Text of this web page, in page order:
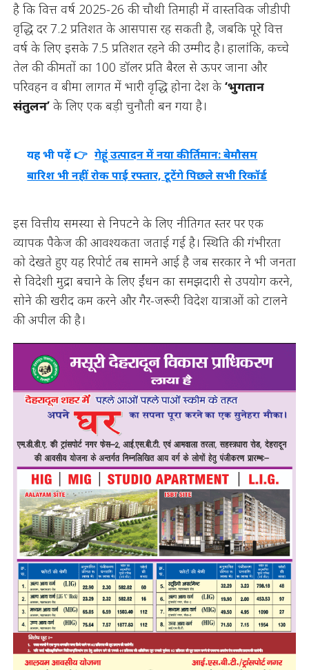
है कि वित्त वर्ष 2025-26 की चौथी तिमाही में वास्तविक जीडीपी
वृद्धि दर 7.2 प्रतिशत के आसपास रह सकती है, जबकि पूरे वित्त
वर्ष के लिए इसके 7.5 प्रतिशत रहने की उम्मीद है। हालांकि, कच्चे
तेल की कीमतों का 100 डॉलर प्रति बैरल से ऊपर जाना और
परिवहन व बीमा लागत में भारी वृद्धि होना देश के ‘भुगतान
संतुलन’के लिए एक बड़ी चुनौती बन गया है।
यह भी पढ़ें 👉 गेहूं उत्पादन में नया कीर्तिमान: बेमौसम
बारिश भी नहीं रोक पाई रफ्तार, टूटेंगे पिछले सभी रिकॉर्ड
इस वित्तीय समस्या से निपटने के लिए नीतिगत स्तर पर एक
व्यापक पैकेज की आवश्यकता जताई गई है। स्थिति की गंभीरता
को देखते हुए यह रिपोर्ट तब सामने आई है जब सरकार ने भी जनता
से विदेशी मुद्रा बचाने के लिए ईंधन का समझदारी से उपयोग करने,
सोने की खरीद कम करने और गैर-जरूरी विदेश यात्राओं को टालने
की अपील की है।